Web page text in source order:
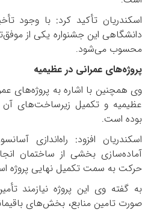
اسکندریان تأکید کرد: با وجود
دانشگاهی این جشنواره یکی از
محسوب می‌شود.
پروژه‌های عمرانی در عظیمیه
وی همچنین با اشاره به پروژه‌های
عظیمیه و تکمیل زیرساخت‌های آن
بوده است.
اسکندریان افزود: راه‌اندازی
آماده‌سازی بخشی از ساختمان
حرکت به سمت تکمیل نهایی پروژه
به گفته وی این پروژه نیازمند
صورت تامین منابع، بخش‌های